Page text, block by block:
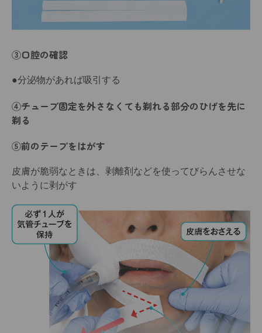
③口腔の確認
●分泌物があれば吸引する
④チューブ固定を外さなくても剃れる部分のひげを先に
剃る
⑤前のテープをはがす
皮膚が脆弱なときは、剥離剤などを使ってびらんさせな
いように剥がす